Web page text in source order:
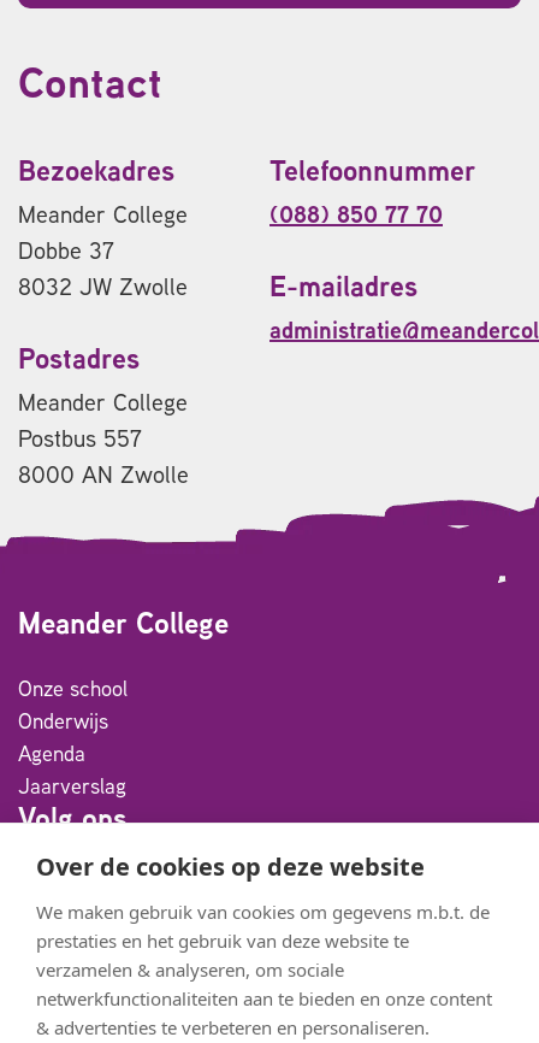
Over de cookies op deze website
We maken gebruik van cookies om gegevens m.b.t. de
prestaties en het gebruik van deze website te
verzamelen & analyseren, om sociale
netwerkfunctionaliteiten aan te bieden en onze content
& advertenties te verbeteren en personaliseren.
Contact
Bezoekadres
Meander College
Dobbe 37
8032 JW Zwolle
Postadres
Meander College
Postbus 557
8000 AN Zwolle
Telefoonnummer
(088) 850 77 70
E-mailadres
Meander College
Onze school
Onderwijs
Agenda
Jaarverslag
Volg ons
Instagram
Youtube
Flickr